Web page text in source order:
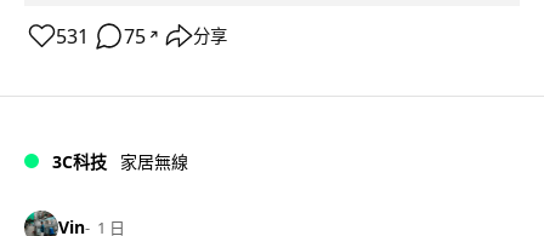
531 75 ↗ 分享
3C科技 家居無線
Vin 1 日